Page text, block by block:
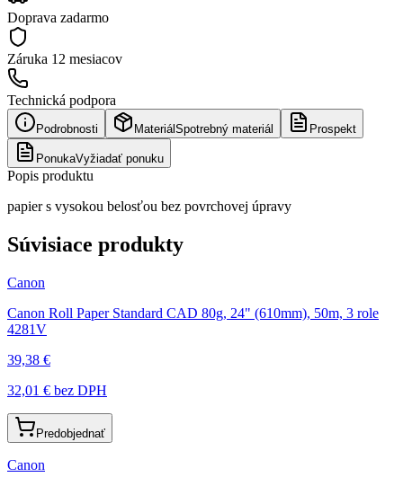
Doprava zadarmo
Záruka 12 mesiacov
Technická podpora
Podrobnosti Materiál Spotrebný materiál Prospekt
PonukaVyžiadať ponuku
Popis produktu
papier s vysokou belosťou bez povrchovej úpravy
Súvisiace produkty
Canon
Canon Roll Paper Standard CAD 80g, 24" (610mm), 50m, 3 role
4281V
39,38 €
32,01 € bez DPH
Predobjednať
Canon